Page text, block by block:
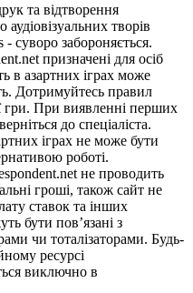
та відтворення
творів
суворо забороняється.
призначені для осіб
в азартних іграх може
Дотримуйтесь правил
гри. При виявленні перших
до спеціаліста.
іграх не може бути
роботі.
не проводить
гроші, також сайт не
ставок та інших
бути пов’язані з
чи тоталізаторами. Будь-
ресурсі
виключно в